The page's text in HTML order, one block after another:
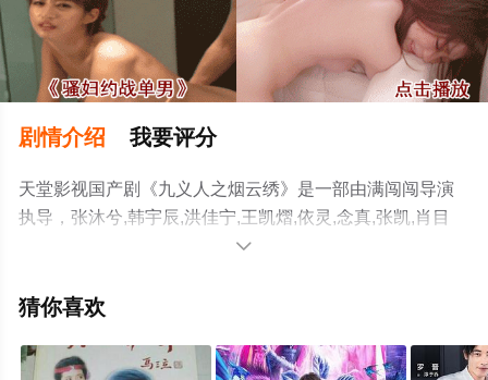
剧情介绍 我要评分
天堂影视国产剧《九义人之烟云绣》是一部由满闯闯导演
执导，张沐兮,韩宇辰,洪佳宁,王凯熠,依灵,念真,张凯,肖目
涵,陈佳琪,蓝暄,于磊,王思晗,诗懿,杨凯文,肖东昊,陈润,赵佩
情已揭晓（第24集已完结），手机免费观看高清未删减完
看，更多剧情信息可移步至豆瓣电视剧、电视猫或剧情网

猜你喜欢